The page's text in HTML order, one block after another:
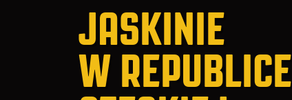
JASKINIE
W REPUBLICE